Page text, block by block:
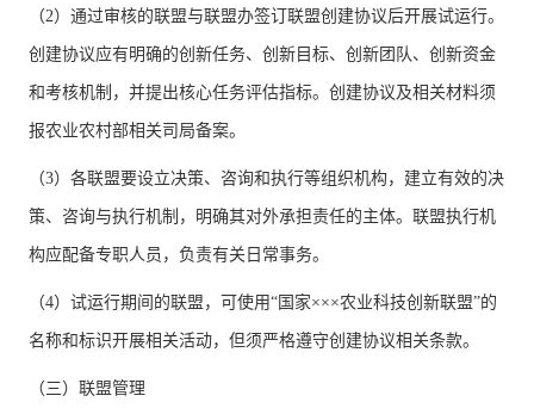
（2）通过审核的联盟与联盟办签订联盟创建协议后开展试运行。
创建协议应有明确的创新任务、创新目标、创新团队、创新资金
和考核机制，并提出核心任务评估指标。创建协议及相关材料须
报农业农村部相关司局备案。
（3）各联盟要设立决策、咨询和执行等组织机构，建立有效的决
策、咨询与执行机制，明确其对外承担责任的主体。联盟执行机
构应配备专职人员，负责有关日常事务。
（4）试运行期间的联盟，可使用“国家×××农业科技创新联盟”的
名称和标识开展相关活动，但须严格遵守创建协议相关条款。
（三）联盟管理